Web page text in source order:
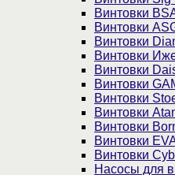
Винтовки
Винтовки
Винтовки
Винтовки
Винтовки
Винтовки
Винтовки
Винтовки
Винтовки
Винтовки
Винтовки
Насосы для